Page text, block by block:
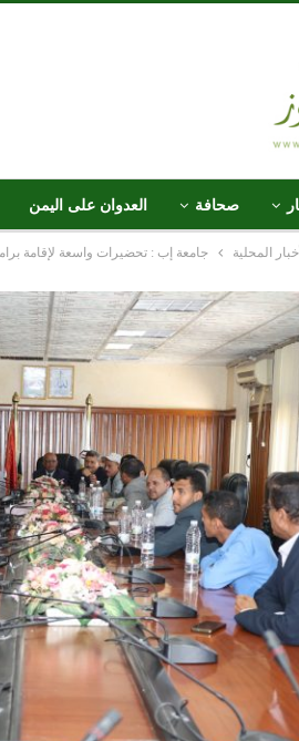
صحافة العدوان على اليمن
المحلية جامعة إب : تحضيرات واسعة لإقامة